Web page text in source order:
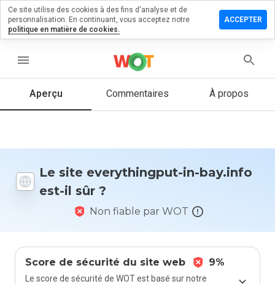
menu
Aperçu Commentaires À propos
Le site everythingput-in-bay.info
est-il sûr ?
Non fiable par WOT
Score de sécurité du site web 9%
Le score de sécurité de WOT est basé sur notre
un
note entre
donneriez-
vous à ce
site ?
Ce site utilise des cookies à des fins d'analyse et de
personnalisation. En continuant, vous acceptez notre
politique en matière de cookies.
ACCEPTER